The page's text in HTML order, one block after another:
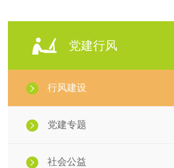
党建行风
行风建设
党建专题
社会公益